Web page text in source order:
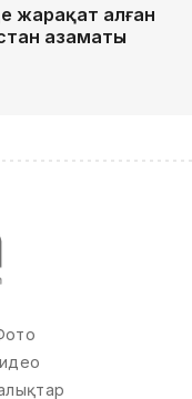
жарақат алған
азаматы